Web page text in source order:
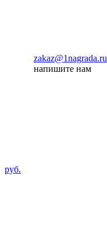
zakaz@1nagrada.ru
напишите нам
руб.